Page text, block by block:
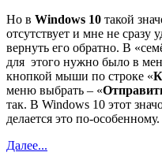
Но в Windows 10 такой
отсутствует и мне не сразу
вернуть его обратно. В
для этого нужно было в
кнопкой мыши по строке «
меню выбрать – «
так. В Windows 10 этот
делается это по-особенному.
Далее...